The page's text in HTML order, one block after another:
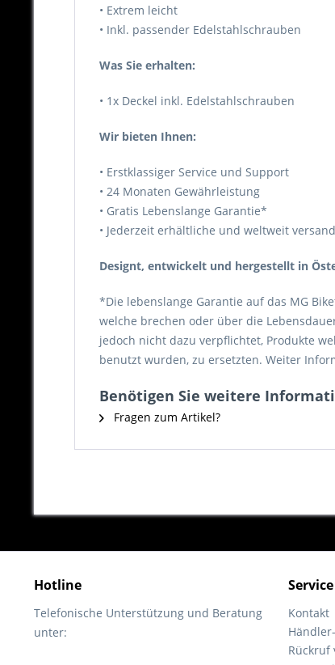
• Extrem leicht
• Inkl. passender Edelstahlschrauben
Was Sie erhalten:
• 1x Deckel inkl. Edelstahlschrauben
Wir bieten Ihnen:
• Erstklassiger Service und Support
• 24 Monaten Gewährleistung
• Gratis Lebenslange Garantie*
• Jederzeit erhältliche und weltweit
Designt, entwickelt und hergestellt in
*Die lebenslange Garantie auf das MG
welche brechen oder über die
jedoch nicht dazu verpflichtet, Produkte
benutzt wurden, zu ersetzten. Weiter
Benötigen Sie weitere
Fragen zum Artikel?
Hotline
Telefonische Unterstützung und Beratung
unter:
Service
Kontakt
Rückruf